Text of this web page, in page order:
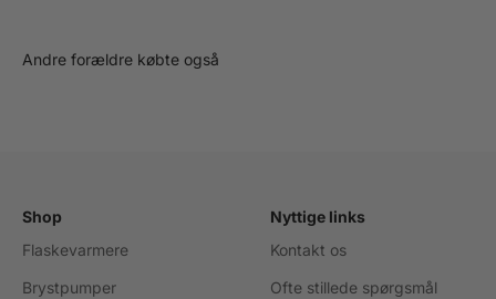
Andre forældre købte også
Shop
Flaskevarmere
Brystpumper
Nyttige links
Kontakt os
Ofte stillede spørgsmål